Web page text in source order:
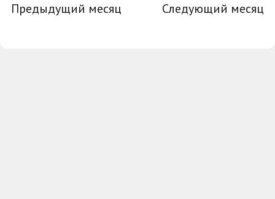
Предыдущий месяц
Следующий месяц